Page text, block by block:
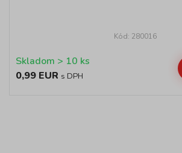
Kód: 280016
Skladom > 10 ks
0,99 EUR s DPH